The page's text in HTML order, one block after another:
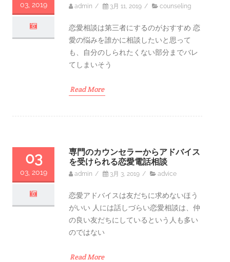
03, 2019 admin / 3月 11, 2019 / counseling
恋愛相談は第三者にするのがおすすめ 恋
愛の悩みを誰かに相談したいと思って
も、自分のしられたくない部分までバレ
てしまいそう
Read More
03
03, 2019
専門のカウンセラーからアドバイス
を受けられる恋愛電話相談
admin / 3月 3, 2019 / advice
恋愛アドバイスは友だちに求めないほう
がいい 人には話しづらい恋愛相談は、仲
の良い友だちにしているという人も多い
のではない
Read More